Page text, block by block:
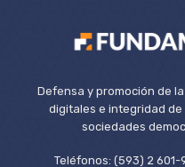
Defensa y promoción de
digitales e integridad
sociedades
Teléfonos: (593) 2